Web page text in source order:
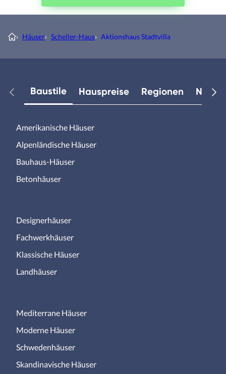
› Häuser› Scheller-Haus› Aktionshaus Stadtvilla
Baustile Hauspreise Regionen
Amerikanische Häuser
Alpenländische Häuser
Bauhaus-Häuser
Betonhäuser
Designerhäuser
Fachwerkhäuser
Klassische Häuser
Landhäuser
Mediterrane Häuser
Moderne Häuser
Schwedenhäuser
Skandinavische Häuser